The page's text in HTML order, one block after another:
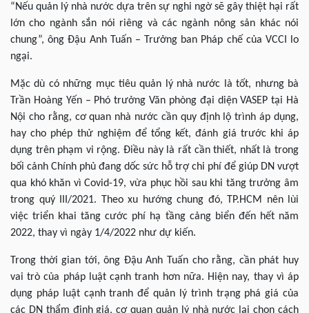
“Nếu quản lý nhà nước dựa trên sự nghi ngờ sẽ gây thiệt hại rất
lớn cho ngành sắn nói riêng và các ngành nông sản khác nói
chung”, ông Đậu Anh Tuấn – Trưởng ban Pháp chế của VCCI lo
ngại.
Mặc dù có những mục tiêu quản lý nhà nước là tốt, nhưng bà
Trần Hoàng Yến – Phó trưởng Văn phòng đại diện VASEP tại Hà
Nội cho rằng, cơ quan nhà nước cần quy định lộ trình áp dụng,
hay cho phép thử nghiệm để tổng kết, đánh giá trước khi áp
dụng trên phạm vi rộng. Điều này là rất cần thiết, nhất là trong
bối cảnh Chính phủ đang dốc sức hỗ trợ chi phí để giúp DN vượt
qua khó khăn vì Covid-19, vừa phục hồi sau khi tăng trưởng âm
trong quý III/2021. Theo xu hướng chung đó, TP.HCM nên lùi
việc triển khai tăng cước phí hạ tầng cảng biển đến hết năm
2022, thay vì ngày 1/4/2022 như dự kiến.
Trong thời gian tới, ông Đậu Anh Tuấn cho rằng, cần phát huy
vai trò của pháp luật cạnh tranh hơn nữa. Hiện nay, thay vì áp
dụng pháp luật cạnh tranh để quản lý trình trạng phá giá của
các DN thẩm định giá, cơ quan quản lý nhà nước lại chọn cách